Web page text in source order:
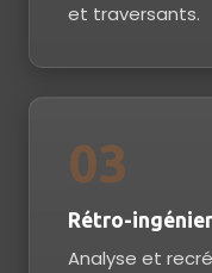
et traversants.
03
Rétro-
Analyse et